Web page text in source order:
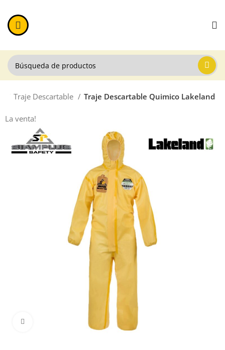
Traje Descartable Traje Descartable Quimico Lakeland
La venta!
Haga Click para agrandar